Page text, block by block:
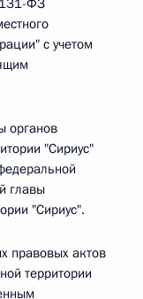
ФЗ
с учетом
органов
"Сириус"
главы
"Сириус".
правовых актов
территории